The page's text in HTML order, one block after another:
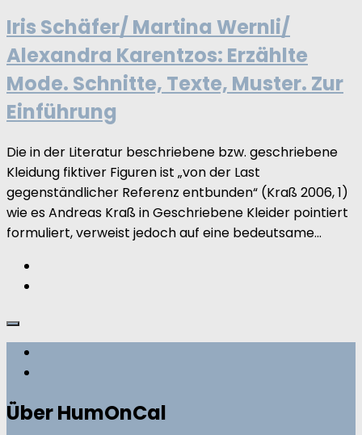
Iris Schäfer/ Martina Wernli/
Alexandra Karentzos: Erzählte
Mode. Schnitte, Texte, Muster. Zur
Einführung
Die in der Literatur beschriebene bzw. geschriebene
Kleidung fiktiver Figuren ist „von der Last
gegenständlicher Referenz entbunden“ (Kraß 2006, 1)
wie es Andreas Kraß in Geschriebene Kleider pointiert
formuliert, verweist jedoch auf eine bedeutsame...
Über HumOnCal